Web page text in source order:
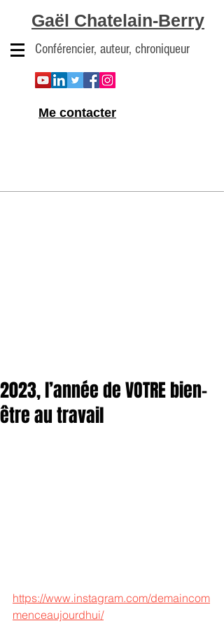
Gaël Chatelain-Berry
Conférencier, auteur, chroniqueur
Me contacter
2023, l’année de VOTRE bien-
être au travail
https://www.instagram.com/demaincom
menceaujourdhui/